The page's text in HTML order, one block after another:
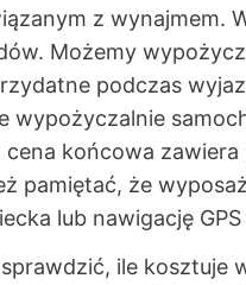
z wynajmem.
Możemy
podczas
wypożyczalnie
końcowa
pamiętać, że
lub nawigację
ile kosztuje